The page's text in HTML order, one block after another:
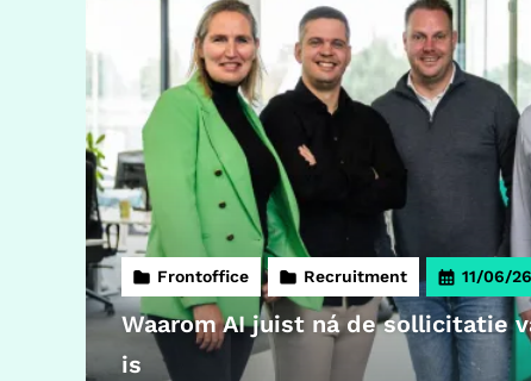
Frontoffice Recruitment 11/06/26
Waarom AI juist ná de sollicitatie
is